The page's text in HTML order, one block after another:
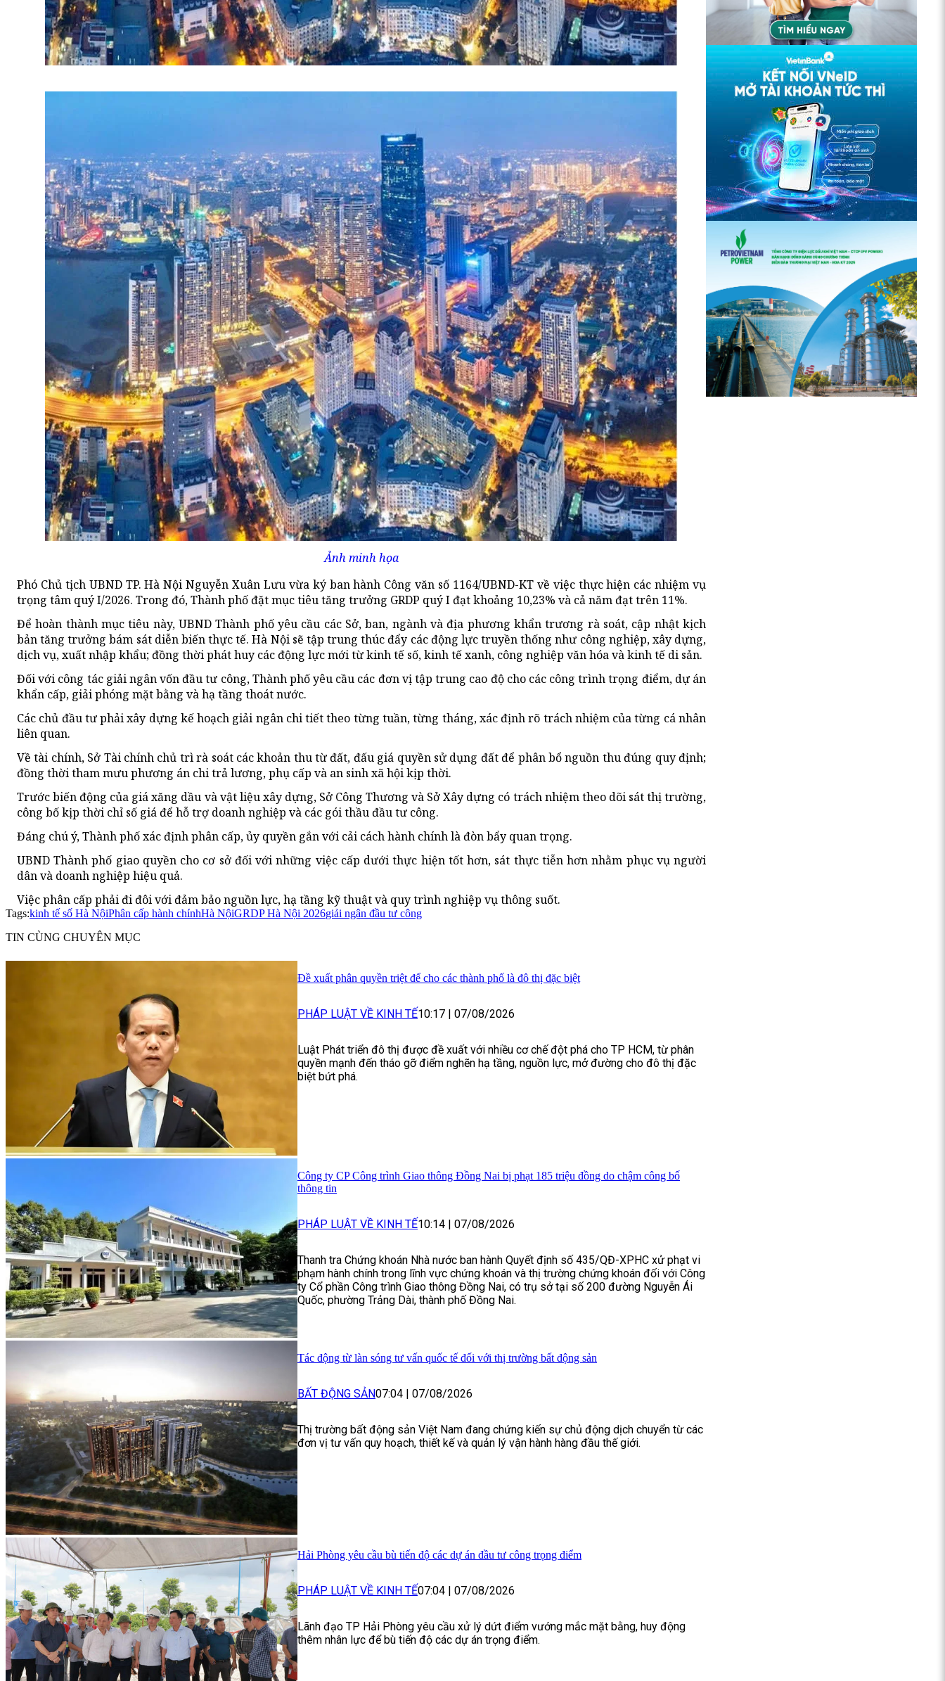
Ảnh minh họa
Phó Chủ tịch UBND TP. Hà Nội Nguyễn Xuân Lưu vừa ký ban hành Công văn số 1164/UBND-KT về việc thực hiện các nhiệm vụ
trọng tâm quý I/2026. Trong đó, Thành phố đặt mục tiêu tăng trưởng GRDP quý I đạt khoảng 10,23% và cả năm đạt trên 11%.
Để hoàn thành mục tiêu này, UBND Thành phố yêu cầu các Sở, ban, ngành và địa phương khẩn trương rà soát, cập nhật kịch
bản tăng trưởng bám sát diễn biến thực tế. Hà Nội sẽ tập trung thúc đẩy các động lực truyền thống như công nghiệp, xây dựng,
dịch vụ, xuất nhập khẩu; đồng thời phát huy các động lực mới từ kinh tế số, kinh tế xanh, công nghiệp văn hóa và kinh tế di sản.
Đối với công tác giải ngân vốn đầu tư công, Thành phố yêu cầu các đơn vị tập trung cao độ cho các công trình trọng điểm, dự án
khẩn cấp, giải phóng mặt bằng và hạ tầng thoát nước.
Các chủ đầu tư phải xây dựng kế hoạch giải ngân chi tiết theo từng tuần, từng tháng, xác định rõ trách nhiệm của từng cá nhân
liên quan.
Về tài chính, Sở Tài chính chủ trì rà soát các khoản thu từ đất, đấu giá quyền sử dụng đất để phân bổ nguồn thu đúng quy định;
đồng thời tham mưu phương án chi trả lương, phụ cấp và an sinh xã hội kịp thời.
Trước biến động của giá xăng dầu và vật liệu xây dựng, Sở Công Thương và Sở Xây dựng có trách nhiệm theo dõi sát thị trường,
công bố kịp thời chỉ số giá để hỗ trợ doanh nghiệp và các gói thầu đầu tư công.
Đáng chú ý, Thành phố xác định phân cấp, ủy quyền gắn với cải cách hành chính là đòn bẩy quan trọng.
UBND Thành phố giao quyền cho cơ sở đối với những việc cấp dưới thực hiện tốt hơn, sát thực tiễn hơn nhằm phục vụ người
dân và doanh nghiệp hiệu quả.
Việc phân cấp phải đi đôi với đảm bảo nguồn lực, hạ tầng kỹ thuật và quy trình nghiệp vụ thông suốt.
Tags:kinh tế số Hà NộiPhân cấp hành chínhHà NộiGRDP Hà Nội 2026giải ngân đầu tư công
TIN CÙNG CHUYÊN MỤC
Đề xuất phân quyền triệt để cho các thành phố là đô thị đặc biệt
PHÁP LUẬT VỀ KINH TẾ10:17 07/08/2026
Luật Phát triển đô thị được đề xuất với nhiều cơ chế đột phá cho TP HCM, từ phân
quyền mạnh đến tháo gỡ điểm nghẽn hạ tầng, nguồn lực, mở đường cho đô thị đặc
biệt bứt phá.
Công ty CP Công trình Giao thông Đồng Nai bị phạt 185 triệu đồng do chậm công bố
thông tin
PHÁP LUẬT VỀ KINH TẾ10:14 | 07/08/2026
Thanh tra Chứng khoán Nhà nước ban hành Quyết định số 435/QĐ-XPHC xử phạt vi
phạm hành chính trong lĩnh vực chứng khoán và thị trường chứng khoán đối với Công
ty Cổ phần Công trình Giao thông Đồng Nai, có trụ sở tại số 200 đường Nguyễn Ái
Quốc, phường Trảng Dài, thành phố Đồng Nai.
Tác động từ làn sóng tư vấn quốc tế đối với thị trường bất động sản
BẤT ĐỘNG SẢN07:04 | 07/08/2026
Thị trường bất động sản Việt Nam đang chứng kiến sự chủ động dịch chuyển từ các
đơn vị tư vấn quy hoạch, thiết kế và quản lý vận hành hàng đầu thế giới.
Hải Phòng yêu cầu bù tiến độ các dự án đầu tư công trọng điểm
PHÁP LUẬT VỀ KINH TẾ07:04 07/08/2026
Lãnh đạo TP Hải Phòng yêu cầu xử lý dứt điểm vướng mắc mặt bằng, huy động
thêm nhân lực để bù tiến độ các dự án trọng điểm.